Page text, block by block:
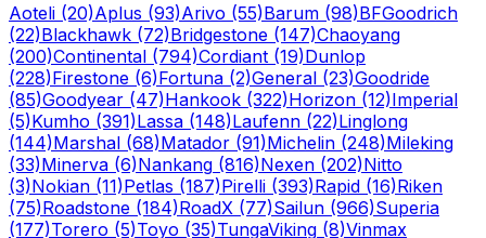
Aoteli (20)Aplus (93)Arivo (55)Barum (98)BFGoodrich
(22)Blackhawk (72)Bridgestone (147)Chaoyang
(200)Continental (794)Cordiant (19)Dunlop
(228)Firestone (6)Fortuna (2)General (23)Goodride
(85)Goodyear (47)Hankook (322)Horizon (12)Imperial
(5)Kumho (391)Lassa (148)Laufenn (22)Linglong
(144)Marshal (68)Matador (91)Michelin (248)Mileking
(33)Minerva (6)Nankang (816)Nexen (202)Nitto
(3)Nokian (11)Petlas (187)Pirelli (393)Rapid (16)Riken
(75)Roadstone (184)RoadX (77)Sailun (966)Superia
(177)Torero (5)Toyo (35)TungaViking (8)Vinmax